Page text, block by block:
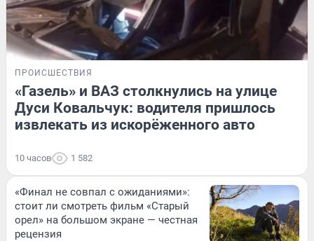
ПРОИСШЕСТВИЯ
«Газель» и ВАЗ столкнулись на улице
Дуси Ковальчук: водителя пришлось
извлекать из искорёженного авто
10 часов 1 582
«Финал не совпал с ожиданиями»:
стоит ли смотреть фильм «Старый
орел» на большом экране — честная
рецензия